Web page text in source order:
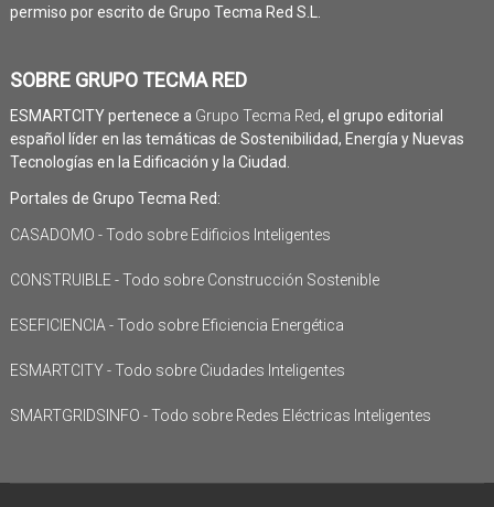
permiso por escrito de Grupo Tecma Red S.L.
SOBRE GRUPO TECMA RED
ESMARTCITY pertenece a Grupo Tecma Red, el grupo editorial
español líder en las temáticas de Sostenibilidad, Energía y Nuevas
Tecnologías en la Edificación y la Ciudad.
Portales de Grupo Tecma Red:
CASADOMO - Todo sobre Edificios Inteligentes
CONSTRUIBLE - Todo sobre Construcción Sostenible
ESEFICIENCIA - Todo sobre Eficiencia Energética
ESMARTCITY - Todo sobre Ciudades Inteligentes
SMARTGRIDSINFO - Todo sobre Redes Eléctricas Inteligentes